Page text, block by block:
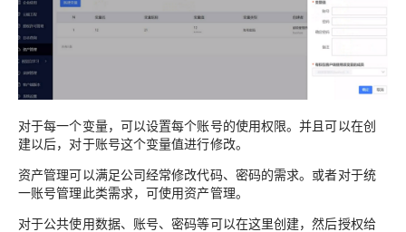
对于每一个变量，可以设置每个账号的使用权限。并且可以在创
建以后，对于账号这个变量值进行修改。
资产管理可以满足公司经常修改代码、密码的需求。或者对于统
一账号管理此类需求，可使用资产管理。
对于公共使用数据、账号、密码等可以在这里创建，然后授权给